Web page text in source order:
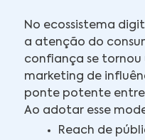
No ecossistema
a atenção do
confiança se tornou
marketing de
ponte potente entre
Ao adotar esse
Reach de